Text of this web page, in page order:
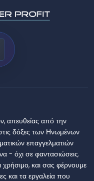
απευθείας από την
δόξες των Ηνωμένων
επαγγελματιών
- όχι σε φαντασιώσεις.
και σας φέρνουμε
και τα εργαλεία που